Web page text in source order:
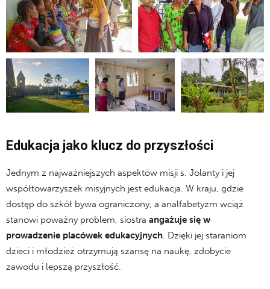
Edukacja jako klucz do przyszłości
Jednym z najważniejszych aspektów misji s. Jolanty i jej
współtowarzyszek misyjnych jest edukacja. W kraju, gdzie
dostęp do szkół bywa ograniczony, a analfabetyzm wciąż
stanowi poważny problem, siostra angażuje się w
prowadzenie placówek edukacyjnych. Dzięki jej staraniom
dzieci i młodzież otrzymują szansę na naukę, zdobycie
zawodu i lepszą przyszłość.